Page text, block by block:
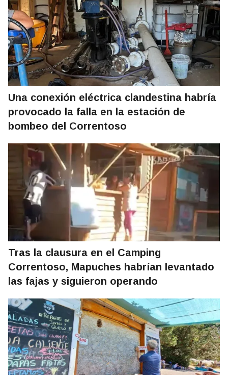
Una conexión eléctrica clandestina habría
provocado la falla en la estación de
bombeo del Correntoso
Tras la clausura en el Camping
Correntoso, Mapuches habrían levantado
las fajas y siguieron operando